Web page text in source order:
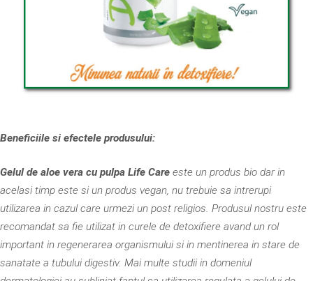
Beneficiile si efectele produsului:
Gelul de aloe vera cu pulpa Life Care este un produs bio dar in
acelasi timp este si un produs vegan, nu trebuie sa intrerupi
utilizarea in cazul care urmezi un post religios. Produsul nostru este
recomandat sa fie utilizat in curele de detoxifiere avand un rol
important in regenerarea organismului si in mentinerea in stare de
sanatate a tubului digestiv. Mai multe studii in domeniul